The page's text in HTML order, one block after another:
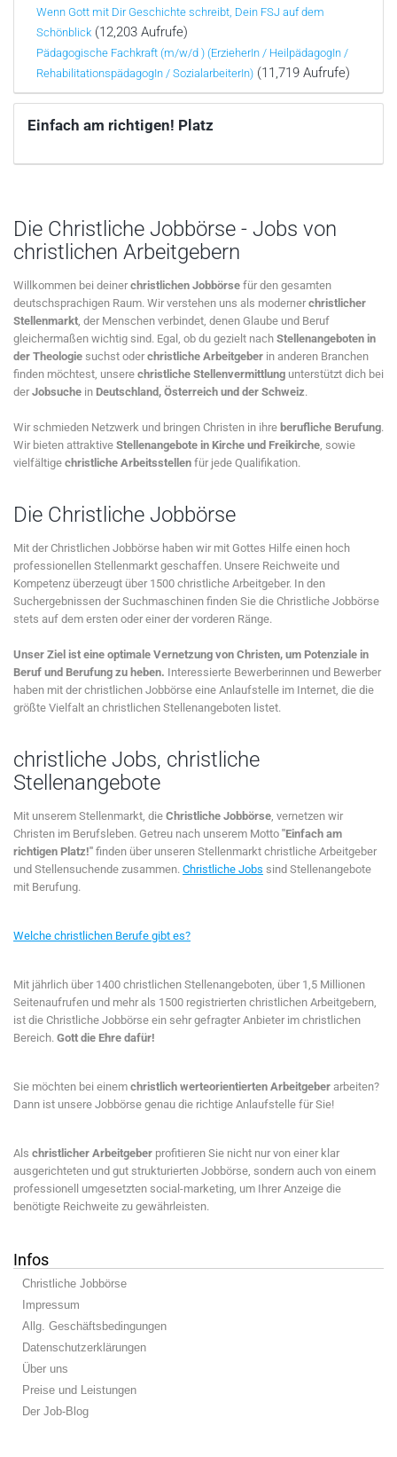
Wenn Gott mit Dir Geschichte schreibt, Dein FSJ auf dem
Schönblick (12,203 Aufrufe)
Pädagogische Fachkraft (m/w/d ) (ErzieherIn / HeilpädagogIn /
RehabilitationspädagogIn / SozialarbeiterIn) (11,719 Aufrufe)
Einfach am richtigen! Platz
Die Christliche Jobbörse - Jobs von
christlichen Arbeitgebern
Willkommen bei deinerchristlichen Jobbörse für den gesamten
deutschsprachigen Raum. Wir verstehen uns als modernerchristlicher
Stellenmarkt , der Menschen verbindet, denen Glaube und Beruf
gleichermaßen wichtig sind. Egal, ob du gezielt nach Stellenangeboten in
der Theologie suchst oderchristliche Arbeitgeber in anderen Branchen
finden möchtest, unsere christliche Stellenvermittlung unterstützt dich bei
derJobsuche in Deutschland, Österreich und der Schweiz.
Wir schmieden Netzwerk und bringen Christen in ihre berufliche Berufung.
Wir bieten attraktive Stellenangebote in Kirche und Freikirche , sowie
vielfältige christliche Arbeitsstellen für jede Qualifikation.
Die Christliche Jobbörse
Mit der Christlichen Jobbörse haben wir mit Gottes Hilfe einen hoch
professionellen Stellenmarkt geschaffen. Unsere Reichweite und
Kompetenz überzeugt über 1500 christliche Arbeitgeber. In den
Suchergebnissen der Suchmaschinen finden Sie die Christliche Jobbörse
stets auf dem ersten oder einer der vorderen Ränge.
Unser Ziel ist eine optimale Vernetzung von Christen, um Potenziale in
Beruf und Berufung zu heben. Interessierte Bewerberinnen und Bewerber
haben mit der christlichen Jobbörse eine Anlaufstelle im Internet, die die
größte Vielfalt an christlichen Stellenangeboten listet.
christliche Jobs, christliche
Stellenangebote
Mit unserem Stellenmarkt, die Christliche Jobbörse , vernetzen wir
Christen im Berufsleben. Getreu nach unserem Motto "Einfach am
richtigen Platz!" finden über unseren Stellenmarkt christliche Arbeitgeber
und Stellensuchende zusammen. Christliche Jobs sind Stellenangebote
mit Berufung.
Welche christlichen Berufe gibt es?
Mit jährlich über 1400 christlichen Stellenangeboten, über 1,5 Millionen
Seitenaufrufen und mehr als 1500 registrierten christlichen Arbeitgebern,
ist die Christliche Jobbörse ein sehr gefragter Anbieter im christlichen
Bereich. Gott die Ehre dafür!
Sie möchten bei einem christlich werteorientierten Arbeitgeber arbeiten?
Dann ist unsere Jobbörse genau die richtige Anlaufstelle für Sie!
Als christlicher Arbeitgeber profitieren Sie nicht nur von einer klar
ausgerichteten und gut strukturierten Jobbörse, sondern auch von einem
professionell umgesetzten social-marketing, um Ihrer Anzeige die
benötigte Reichweite zu gewährleisten.
Infos
Christliche Jobbörse
Impressum
Allg. Geschäftsbedingungen
Datenschutzerklärungen
Über uns
Preise und Leistungen
Der Job-Blog